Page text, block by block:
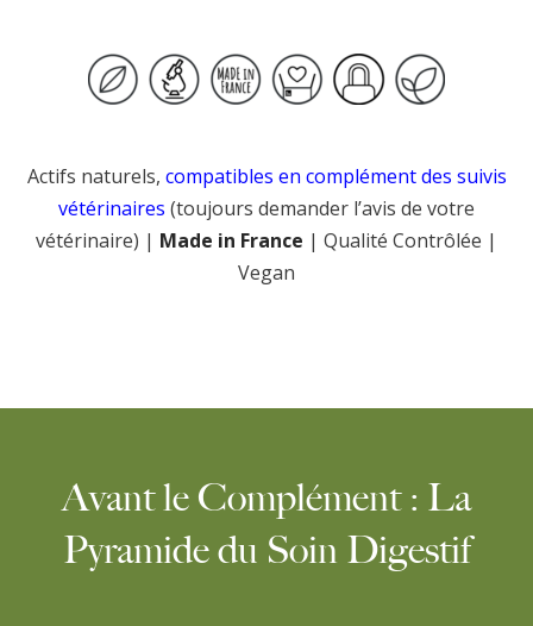
Actifs naturels, compatibles en complément des suivis
vétérinaires (toujours demander l’avis de votre
vétérinaire) | Made in France | Qualité Contrôlée |
Vegan
Avant le Complément : La
Pyramide du Soin Digestif